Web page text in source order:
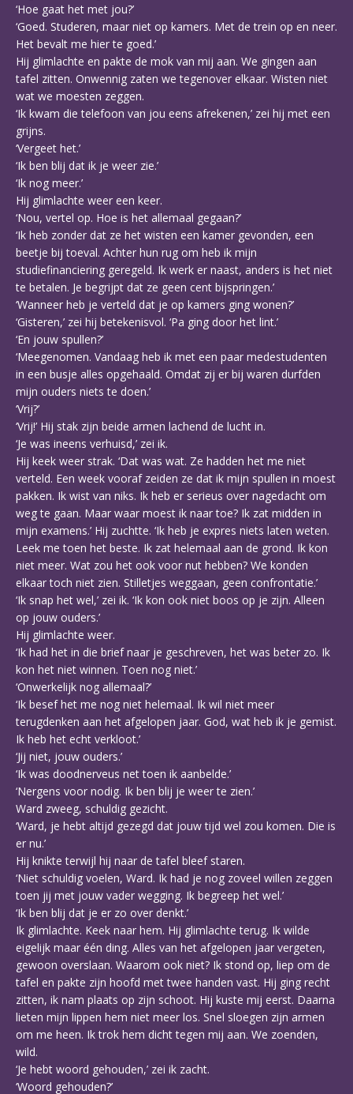
‘Hoe gaat het met jou?’
‘Goed. Studeren, maar niet op kamers. Met de trein op en neer.
Het bevalt me hier te goed.’
Hij glimlachte en pakte de mok van mij aan. We gingen aan
tafel zitten. Onwennig zaten we tegenover elkaar. Wisten niet
wat we moesten zeggen.
‘Ik kwam die telefoon van jou eens afrekenen,’ zei hij met een
grijns.
‘Vergeet het.’
‘Ik ben blij dat ik je weer zie.’
‘Ik nog meer.’
Hij glimlachte weer een keer.
‘Nou, vertel op. Hoe is het allemaal gegaan?’
‘Ik heb zonder dat ze het wisten een kamer gevonden, een
beetje bij toeval. Achter hun rug om heb ik mijn
studiefinanciering geregeld. Ik werk er naast, anders is het niet
te betalen. Je begrijpt dat ze geen cent bijspringen.’
‘Wanneer heb je verteld dat je op kamers ging wonen?’
‘Gisteren,’ zei hij betekenisvol. ‘Pa ging door het lint.’
‘En jouw spullen?’
‘Meegenomen. Vandaag heb ik met een paar medestudenten
in een busje alles opgehaald. Omdat zij er bij waren durfden
mijn ouders niets te doen.’
‘Vrij?’
‘Vrij!’ Hij stak zijn beide armen lachend de lucht in.
‘Je was ineens verhuisd,’ zei ik.
Hij keek weer strak. ‘Dat was wat. Ze hadden het me niet
verteld. Een week vooraf zeiden ze dat ik mijn spullen in moest
pakken. Ik wist van niks. Ik heb er serieus over nagedacht om
weg te gaan. Maar waar moest ik naar toe? Ik zat midden in
mijn examens.’ Hij zuchtte. ‘Ik heb je expres niets laten weten.
Leek me toen het beste. Ik zat helemaal aan de grond. Ik kon
niet meer. Wat zou het ook voor nut hebben? We konden
elkaar toch niet zien. Stilletjes weggaan, geen confrontatie.’
‘Ik snap het wel,’ zei ik. ‘Ik kon ook niet boos op je zijn. Alleen
op jouw ouders.’
Hij glimlachte weer.
‘Ik had het in die brief naar je geschreven, het was beter zo. Ik
kon het niet winnen. Toen nog niet.’
‘Onwerkelijk nog allemaal?’
‘Ik besef het me nog niet helemaal. Ik wil niet meer
terugdenken aan het afgelopen jaar. God, wat heb ik je gemist.
Ik heb het echt verkloot.’
‘Jij niet, jouw ouders.’
‘Ik was doodnerveus net toen ik aanbelde.’
‘Nergens voor nodig. Ik ben blij je weer te zien.’
Ward zweeg, schuldig gezicht.
‘Ward, je hebt altijd gezegd dat jouw tijd wel zou komen. Die is
er nu.’
Hij knikte terwijl hij naar de tafel bleef staren.
‘Niet schuldig voelen, Ward. Ik had je nog zoveel willen zeggen
toen jij met jouw vader wegging. Ik begreep het wel.’
‘Ik ben blij dat je er zo over denkt.’
Ik glimlachte. Keek naar hem. Hij glimlachte terug. Ik wilde
eigelijk maar één ding. Alles van het afgelopen jaar vergeten,
gewoon overslaan. Waarom ook niet? Ik stond op, liep om de
tafel en pakte zijn hoofd met twee handen vast. Hij ging recht
zitten, ik nam plaats op zijn schoot. Hij kuste mij eerst. Daarna
lieten mijn lippen hem niet meer los. Snel sloegen zijn armen
om me heen. Ik trok hem dicht tegen mij aan. We zoenden,
wild.
‘Je hebt woord gehouden,’ zei ik zacht.
‘Woord gehouden?’